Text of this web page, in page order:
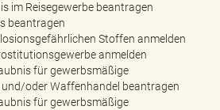
im Reisegewerbe beantragen
beantragen
Stoffen anmelden
anmelden
für gewerbsmäßige
oder Waffenhandel beantragen
für gewerbsmäßige